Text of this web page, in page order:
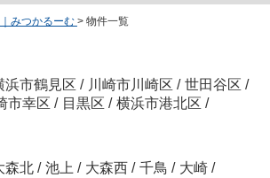
みつかるーむ > 物件一覧
浜市鶴見区 / 川崎市川崎区 / 世田谷区 /
市幸区 / 目黒区 / 横浜市港北区 /
森北 / 池上 / 大森西 / 千鳥 / 大崎 /